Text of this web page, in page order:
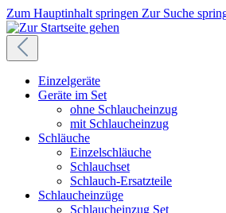
Zum Hauptinhalt springen Zur Suche
Einzelgeräte
Geräte im Set
ohne Schlaucheinzug
mit Schlaucheinzug
Schläuche
Einzelschläuche
Schlauchset
Schlauch-Ersatzteile
Schlaucheinzüge
Schlaucheinzug Set